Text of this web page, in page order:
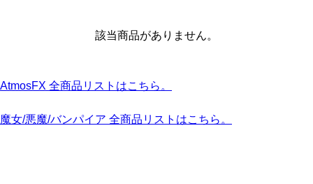
該当商品がありません。
AtmosFX 全商品リストはこちら。
魔女/悪魔/バンパイア 全商品リストはこちら。